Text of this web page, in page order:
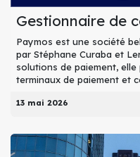
Gestionnaire de
Paymos est une société
par Stéphane Curaba et
solutions de paiement,
terminaux de paiement et
13 mai 2026